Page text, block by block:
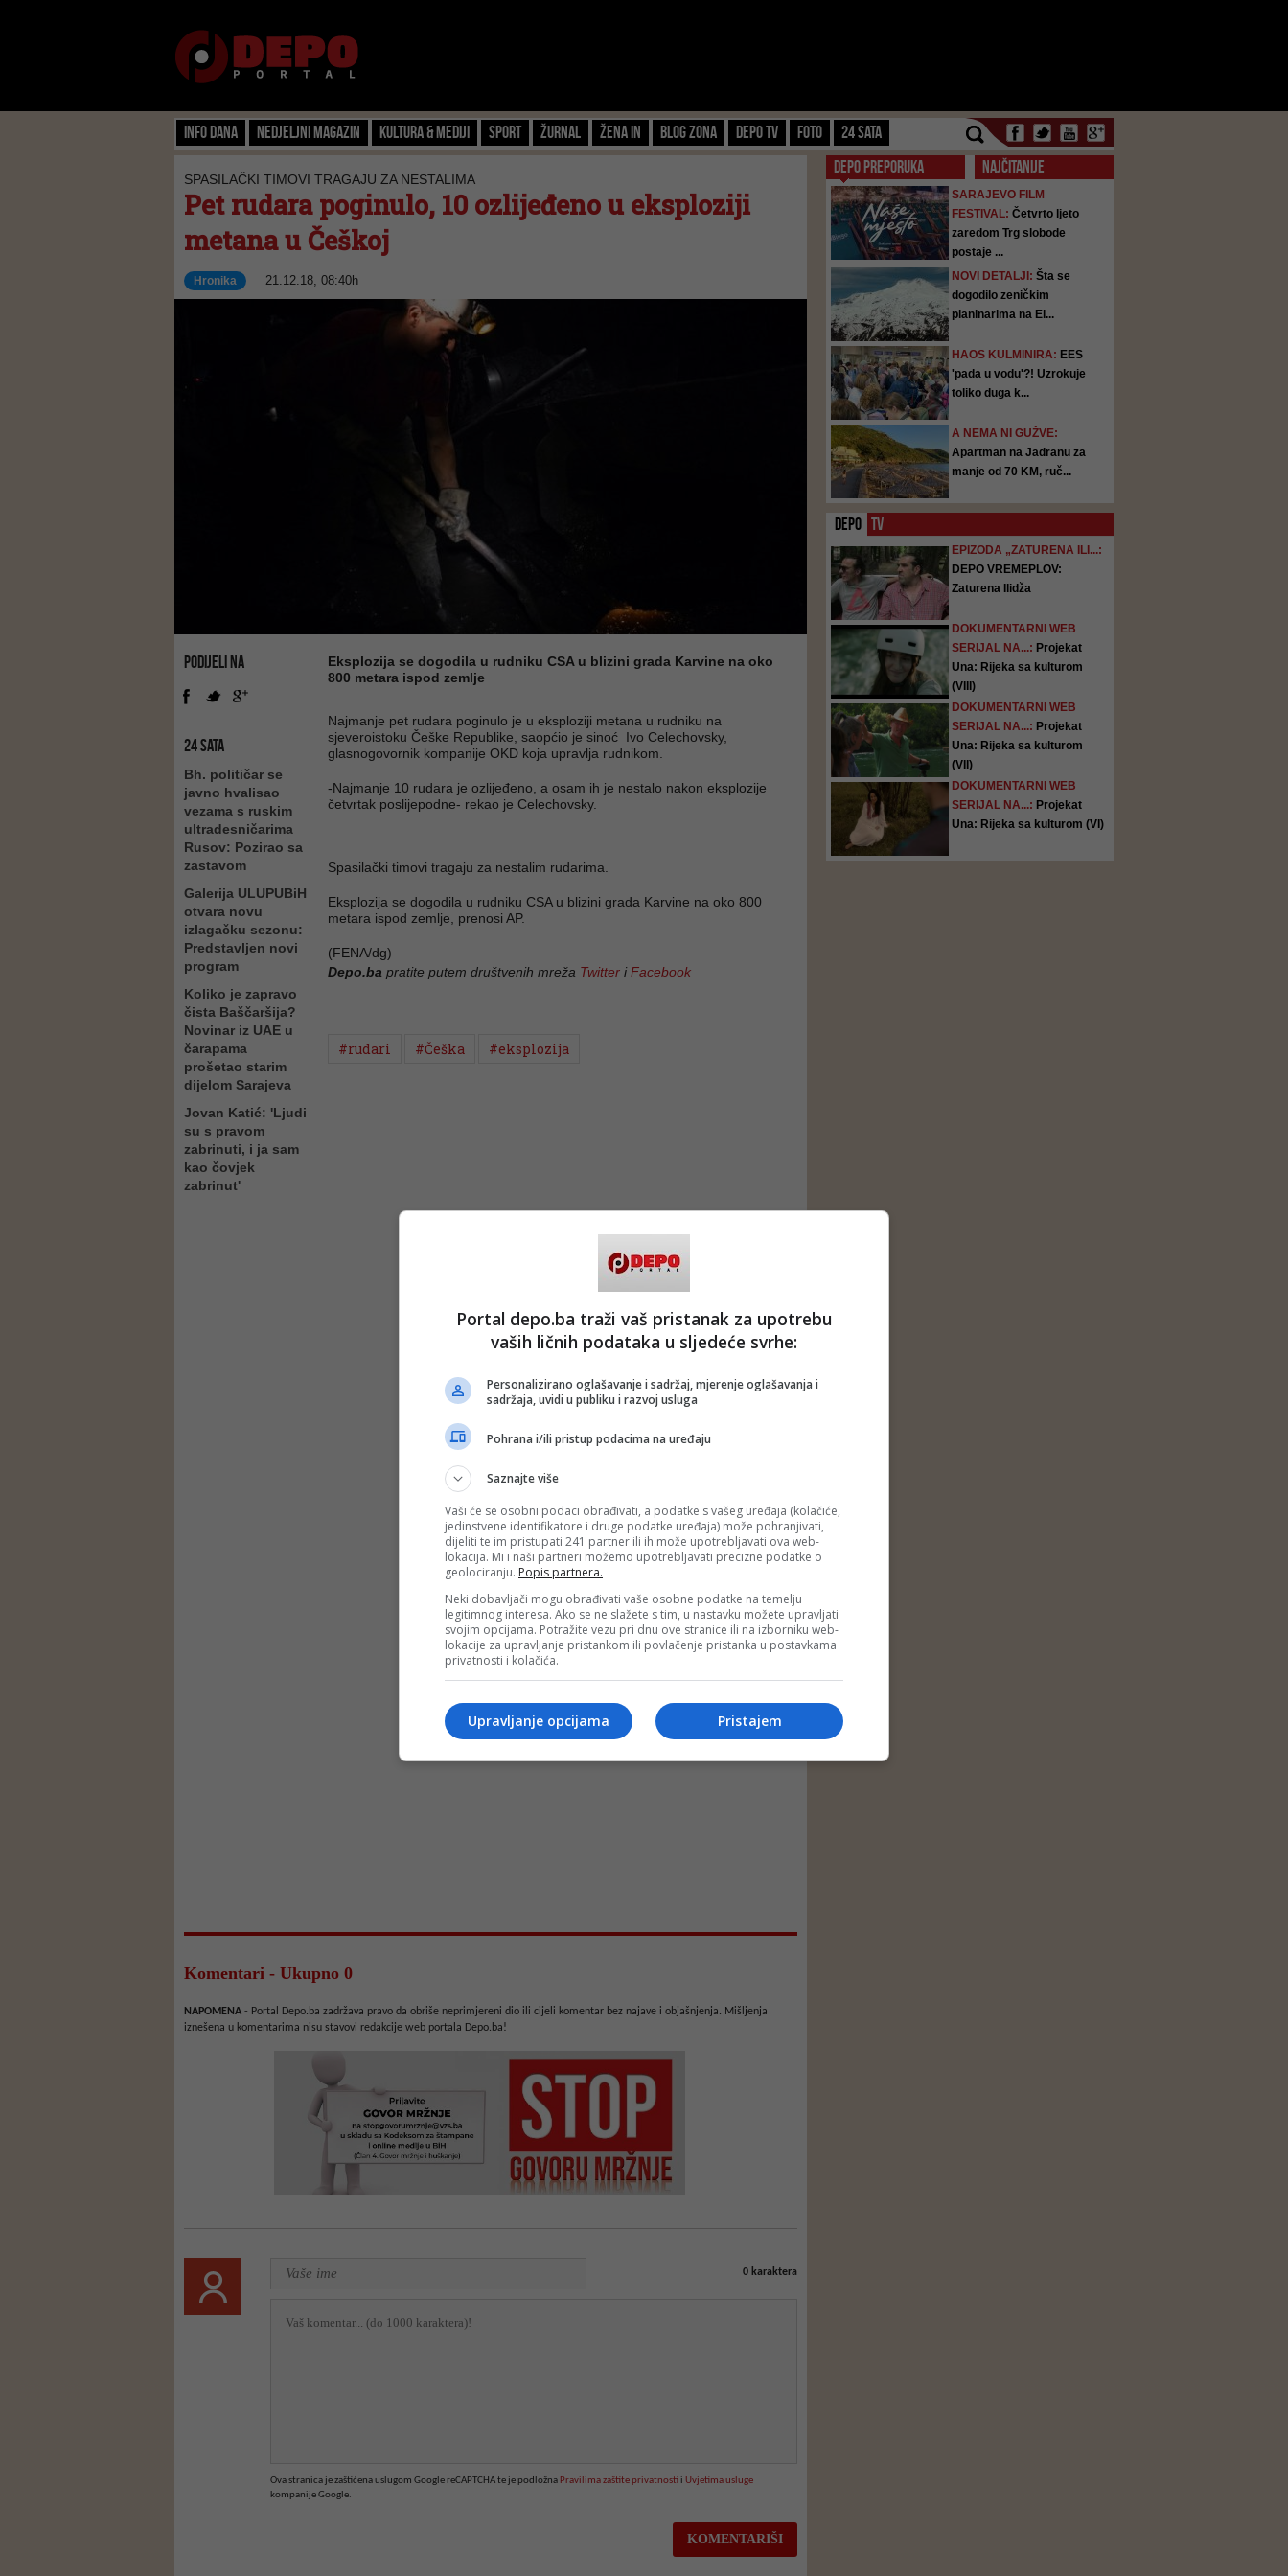
Info dana Nedjeljni magazin Kultura & Mediji Sport Žurnal Žena IN Blog zona Depo TV FOTO 24 SATA
SPASILAČKI TIMOVI TRAGAJU ZA NESTALIMA
Pet rudara poginulo, 10 ozlijeđeno u eksploziji
metana u Češkoj
Hronika 21.12.18, 08:40h
PODIJELI NA
24 SATA
Bh. političar se
javno hvalisao
vezama s ruskim
ultradesničarima
Rusov: Pozirao sa
zastavom
Galerija ULUPUBiH
otvara novu
izlagačku sezonu:
Predstavljen novi
program
Koliko je zapravo
čista Baščaršija?
Novinar iz UAE u
čarapama
prošetao starim
dijelom Sarajeva
Jovan Katić: 'Ljudi
su s pravom
zabrinuti, i ja sam
kao čovjek
zabrinut'
Eksplozija se dogodila u rudniku CSA u blizini grada Karvine na oko
800 metara ispod zemlje
Najmanje pet rudara poginulo je u eksploziji metana u rudniku na
sjeveroistoku Češke Republike, saopćio je sinoć Ivo Celechovsky,
glasnogovornik kompanije OKD koja upravlja rudnikom.
-Najmanje 10 rudara je ozlijeđeno, a osam ih je nestalo nakon eksplozije
četvrtak poslijepodne- rekao je Celechovsky.
Spasilački timovi tragaju za nestalim rudarima.
Eksplozija se dogodila u rudniku CSA u blizini grada Karvine na oko 800
metara ispod zemlje, prenosi AP.
(FENA/dg)
Depo.ba pratite putem društvenih mreža Twitter iFacebook
#rudari #Češka #eksplozija
Komentari - Ukupno 0
NAPOMENA - Portal Depo.ba zadržava pravo da obriše neprimjereni dio ili cijeli komentar bez najave i objašnjenja. Mišljenja
iznešena u komentarima nisu stavovi redakcije web portala Depo.ba!
0karaktera
Ova stranica je zaštićena uslugom Google reCAPTCHA te je podložna Pravilima zaštite privatnostii Uvjetima usluge
kompanije Google.
DEPO PREPORUKA NAJČITANIJE
SARAJEVO FILM
FESTIVAL: Četvrto ljeto
zaredom Trg slobode
postaje ...
NOVI DETALJI: Šta se
dogodilo zeničkim
planinarima na El...
HAOS KULMINIRA: EES
'pada u vodu'?! Uzrokuje
toliko duga k...
A NEMA NI GUŽVE:
Apartman na Jadranu za
manje od 70 KM, ruč...
DEPO TV
EPIZODA „ZATURENA ILI...:
DEPO VREMEPLOV:
Zaturena Ilidža
DOKUMENTARNI WEB
SERIJAL NA...: Projekat
Una: Rijeka sa kulturom
(VIII)
DOKUMENTARNI WEB
SERIJAL NA...: Projekat
Una: Rijeka sa kulturom
(VII)
DOKUMENTARNI WEB
SERIJAL NA...: Projekat
Una: Rijeka sa kulturom (VI)
Portal depo.ba traži vaš pristanak za upotrebu
vaših ličnih podataka u sljedeće svrhe:
Personalizirano oglašavanje i sadržaj, mjerenje oglašavanja i
sadržaja, uvidi u publiku i razvoj usluga
Pohrana i/ili pristup podacima na uređaju
Saznajte više
Vaši će se osobni podaci obrađivati, a podatke s vašeg uređaja (kolačiće,
jedinstvene identifikatore i druge podatke uređaja) može pohranjivati,
dijeliti te im pristupati 241 partner ili ih može upotrebljavati ova web-
lokacija. Mi i naši partneri možemo upotrebljavati precizne podatke o
geolociranju. Popis partnera.
Neki dobavljači mogu obrađivati vaše osobne podatke na temelju
legitimnog interesa. Ako se ne slažete s tim, u nastavku možete upravljati
svojim opcijama. Potražite vezu pri dnu ove stranice ili na izborniku web-
lokacije za upravljanje pristankom ili povlačenje pristanka u postavkama
privatnosti i kolačića.
Pristajem
Upravljanje opcijama